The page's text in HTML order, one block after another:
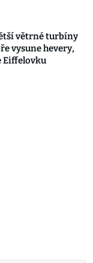
větrné turbíny
vysune hevery,
Eiffelovku